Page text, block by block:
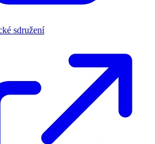
sdružení